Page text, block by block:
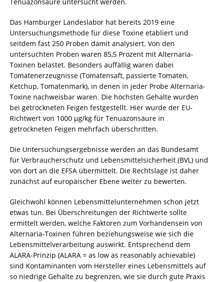
Tenuazonsäure untersucht werden.
Das Hamburger Landeslabor hat bereits 2019 eine
Untersuchungsmethode für diese Toxine etabliert und
seitdem fast 250 Proben damit analysiert. Von den
untersuchten Proben waren 85,5 Prozent mit Alternaria-
Toxinen belastet. Besonders auffällig waren dabei
Tomatenerzeugnisse (Tomatensaft, passierte Tomaten,
Ketchup, Tomatenmark), in denen in jeder Probe Alternaria-
Toxine nachweisbar waren. Die höchsten Gehalte wurden
bei getrockneten Feigen festgestellt. Hier wurde der EU-
Richtwert von 1000 µg/kg für Tenuazonsäure in
getrockneten Feigen mehrfach überschritten.
Die Untersuchungsergebnisse werden an das Bundesamt
für Verbraucherschutz und Lebensmittelsicherheit (BVL) und
von dort an die EFSA übermittelt. Die Rechtslage ist daher
zunächst auf europäischer Ebene weiter zu bewerten.
Gleichwohl können Lebensmittelunternehmen schon jetzt
etwas tun. Bei Überschreitungen der Richtwerte sollte
ermittelt werden, welche Faktoren zum Vorhandensein von
Alternaria-Toxinen führen beziehungsweise wie sich die
Lebensmittelverarbeitung auswirkt. Entsprechend dem
ALARA-Prinzip (ALARA = as low as reasonably achievable)
sind Kontaminanten vom Hersteller eines Lebensmittels auf
so niedrige Gehalte zu begrenzen, wie sie durch gute Praxis